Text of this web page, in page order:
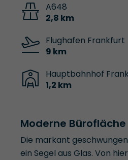
A648
2,8 km
Flughafen Frankfurt
9 km
Hauptbahnhof
1,2 km
Moderne
Die markant
ein Segel aus Glas. Von